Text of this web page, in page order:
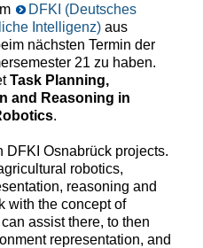
DFKI (Deutsches
Intelligenz)aus
nächsten Termin der
21 zu haben.
Task Planning,
and Reasoning in
.
DFKI Osnabrück projects.
robotics,
reasoning and
with the concept of
assist there, to then
representation, and